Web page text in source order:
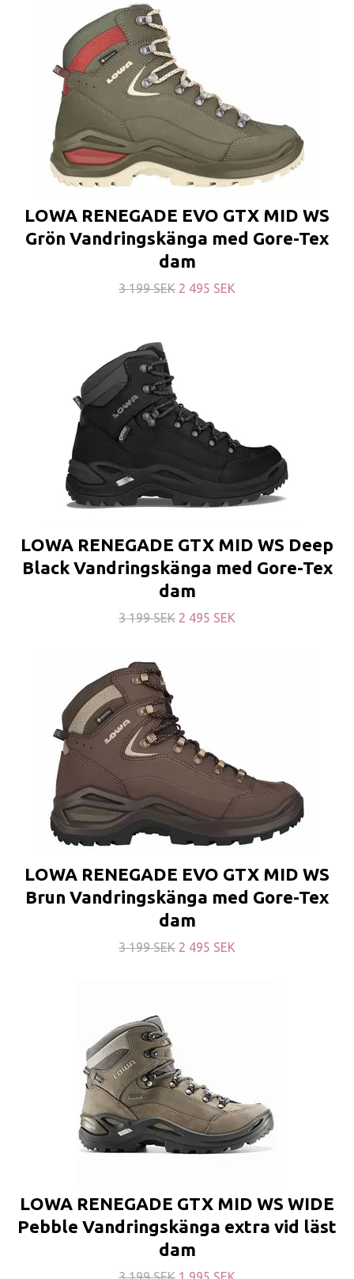
LOWA RENEGADE EVO GTX MID WS
Grön Vandringskänga med Gore-Tex
dam
3 199 SEK 2 495 SEK
LOWA RENEGADE GTX MID WS Deep
Black Vandringskänga med Gore-Tex
dam
3 199 SEK 2 495 SEK
LOWA RENEGADE EVO GTX MID WS
Brun Vandringskänga med Gore-Tex
dam
3 199 SEK 2 495 SEK
LOWA RENEGADE GTX MID WS WIDE
Pebble Vandringskänga extra vid läst
dam